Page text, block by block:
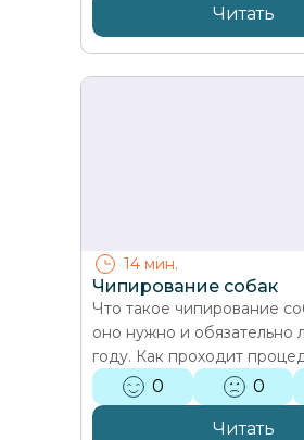
Читать
14 мин.
Чипирование собак
Что такое чипирование
оно нужно и обязательно
году. Как проходит
безопасно ли это для
штрафы предусмотрены…
0 0
Читать